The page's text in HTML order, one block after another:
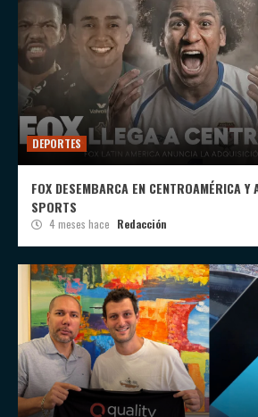
DEPORTES
FOX DESEMBARCA EN CENTROAMÉRICA
SPORTS
4 meses hace Redacción